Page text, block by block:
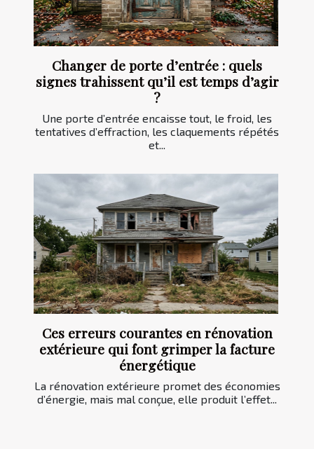
Changer de porte d’entrée : quels
signes trahissent qu’il est temps d’agir
?
Une porte d’entrée encaisse tout, le froid, les
tentatives d’effraction, les claquements répétés
et...
Ces erreurs courantes en rénovation
extérieure qui font grimper la facture
énergétique
La rénovation extérieure promet des économies
d’énergie, mais mal conçue, elle produit l’effet...